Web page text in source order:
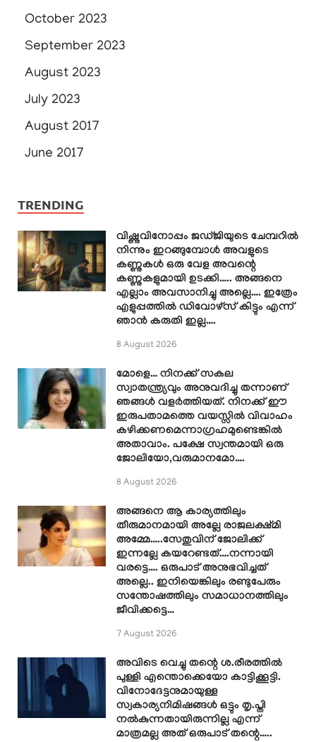
October 2023
September 2023
August 2023
July 2023
August 2017
June 2017
TRENDING
വിഷ്ണുവിനോപ്പം ജഡ്ജിയുടെ ചേമ്പറിൽ
നിന്നും ഇറങ്ങുമ്പോൾ അവളുടെ
കണ്ണുകൾ ഒരു വേള അവന്റെ
കണ്ണുകളുമായി ഉടക്കി….. അങ്ങനെ
എല്ലാം അവസാനിച്ചു അല്ലെ…. ഇത്രേം
എളുപ്പത്തിൽ ഡിവോഴ്സ് കിട്ടും എന്ന്
ഞാൻ കരുതി ഇല്ല….
8 August 2026
മോളെ… നിനക്ക് സകല
സ്വാതന്ത്ര്യവും അനുവദിച്ചു തന്നാണ്
ഞങ്ങൾ വളർത്തിയത്. നിനക്ക് ഈ
ഇരുപതാമത്തെ വയസ്സിൽ വിവാഹം
കഴിക്കണമെന്നാഗ്രഹമുണ്ടെങ്കിൽ
അതാവാം. പക്ഷേ സ്വന്തമായി ഒരു
ജോലിയോ,വരുമാനമോ….
8 August 2026
അങ്ങനെ ആ കാര്യത്തിലും
തീരുമാനമായി അല്ലേ രാജലക്ഷ്മി
അമ്മേ…..സേതുവിന് ജോലിക്ക്
ഇന്നല്ലേ കയറേണ്ടത്….നന്നായി
വരട്ടെ…. ഒരുപാട് അനുഭവിച്ചത്
അല്ലെ.. ഇനിയെങ്കിലും രണ്ടുപേരും
സന്തോഷത്തിലും സമാധാനത്തിലും
ജീവിക്കട്ടെ…
7 August 2026
അവിടെ വെച്ചു തന്റെ ശ.രീരത്തിൽ
പുള്ളി എന്തൊക്കെയോ കാട്ടിക്കൂട്ടി.
വിനോദേട്ടനുമായുള്ള
സ്വകാര്യനിമിഷങ്ങൾ ഒട്ടും തൃ.പ്തി
നൽകുന്നതായിരുന്നില്ല എന്ന്
മാത്രമല്ല അത് ഒരുപാട് തന്റെ…..